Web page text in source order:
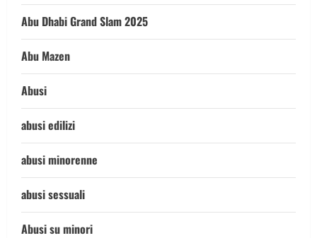
Abu Dhabi Grand Slam 2025
Abu Mazen
Abusi
abusi edilizi
abusi minorenne
abusi sessuali
Abusi su minori